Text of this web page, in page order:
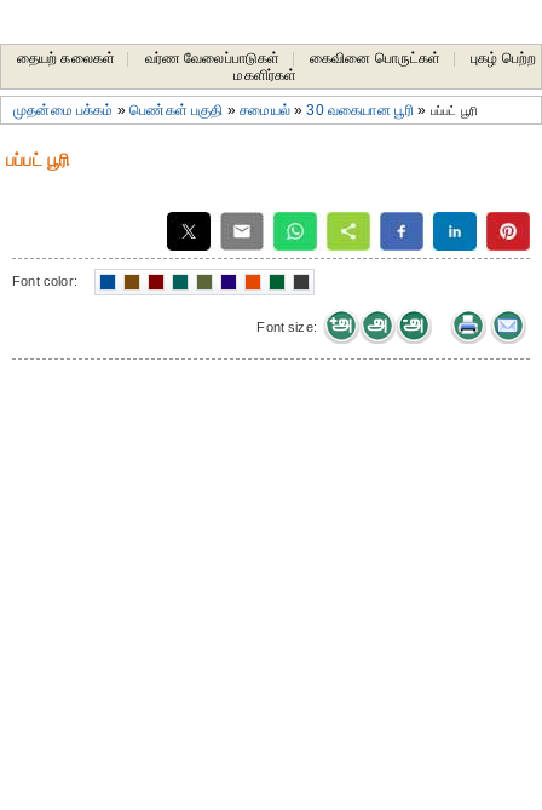
தையற் கலைகள் வர்ண வேலைப்பாடுகள் கைவினை பொருட்கள்
புகழ் பெற்ற
மகளிர்கள்
முதன்மை பக்கம் »பெண்கள் பகுதி »சமையல்»30 வகையான பூரி » பப்பட் பூரி
பப்பட் பூரி
Font color:
Font size: